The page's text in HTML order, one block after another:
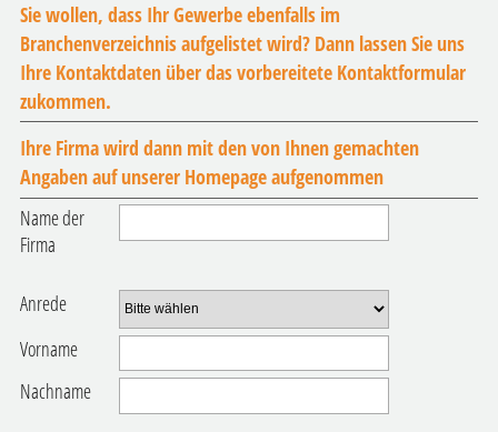
Sie wollen, dass Ihr Gewerbe ebenfalls im
Branchenverzeichnis aufgelistet wird? Dann lassen Sie uns
Ihre Kontaktdaten über das vorbereitete Kontaktformular
zukommen.
Ihre Firma wird dann mit den von Ihnen gemachten
Angaben auf unserer Homepage aufgenommen
Name der
Firma
Anrede
Vorname
Nachname